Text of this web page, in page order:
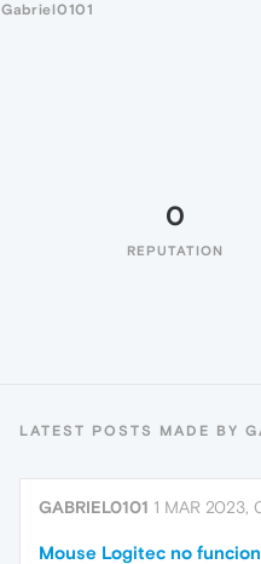
Gabriel0101
0
REPUTATION
LATEST POSTS MADE BY
GABRIEL0101 1 MAR 2023,
Mouse Logitec no